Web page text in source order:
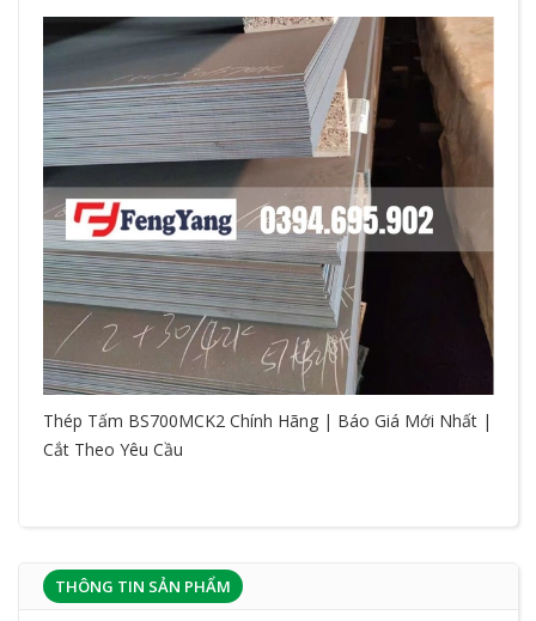
Thép Tấm BS700MCK2 Chính Hãng | Báo Giá Mới Nhất |
Cắt Theo Yêu Cầu
THÔNG TIN SẢN PHẨM